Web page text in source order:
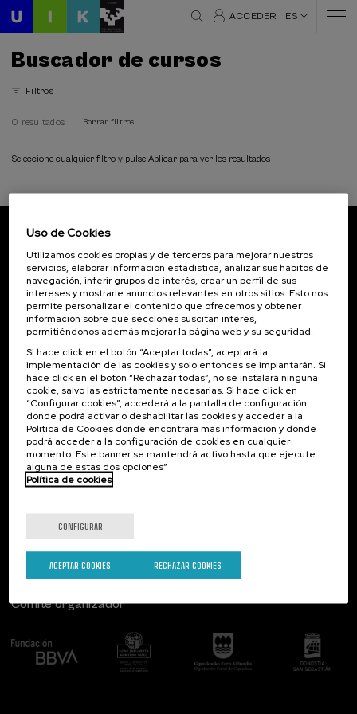
ACCEDER ES
Buscador de cursos
Filtros
0 resultados Borrar filtros
Seleccione cualquier filtro y pulse Aplicar para ver los resultados
Inscríbete para ser el primero/a en recibir las
novedades de UIK.
Suscribirse
Contacto
Palacio Miramar
Paseo de Miraconcha, 48
20007 Donostia / San Sebastián
Gipuzkoa, Spain
Contacta con nosotros
De interés...
Actividades anteriores
Comité organizador
Uso de Cookies
Utilizamos cookies propias y de terceros para mejorar nuestros
servicios, elaborar información estadística, analizar sus hábitos de
navegación, inferir grupos de interés, crear un perfil de sus
intereses y mostrarle anuncios relevantes en otros sitios. Esto nos
permite personalizar el contenido que ofrecemos y obtener
información sobre qué secciones suscitan interés,
permitiéndonos además mejorar la página web y su seguridad.
Si hace click en el botón “Aceptar todas”, aceptará la
implementación de las cookies y solo entonces se implantarán. Si
hace click en el botón “Rechazar todas”, no sé instalará ninguna
cookie, salvo las estrictamente necesarias. Si hace click en
“Configurar cookies”, accederá a la pantalla de configuración
donde podrá activar o deshabilitar las cookies y acceder a la
Política de Cookies donde encontrará más información y donde
podrá acceder a la configuración de cookies en cualquier
momento. Este banner se mantendrá activo hasta que ejecute
alguna de estas dos opciones”
Política de cookies
CONFIGURAR
RECHAZAR COOKIES
ACEPTAR COOKIES